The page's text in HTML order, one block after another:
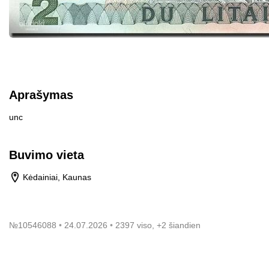
Aprašymas
unc
Buvimo vieta
Kėdainiai, Kaunas
№10546088 24.07.2026 2397 viso, +2 šiandien